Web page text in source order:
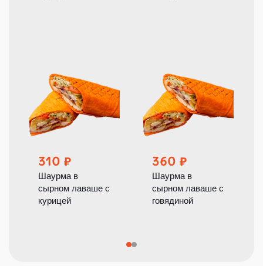
310
Шаурма в
сырном лаваше с
курицей
360
Шаурма в
сырном лаваше с
говядиной